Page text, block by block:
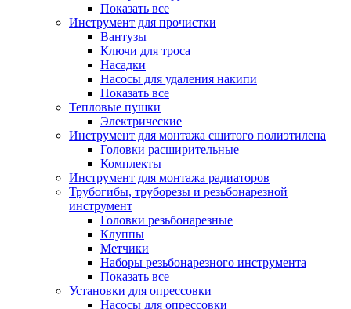
Показать все
Инструмент для прочистки
Вантузы
Ключи для троса
Насадки
Насосы для удаления накипи
Показать все
Тепловые пушки
Электрические
Инструмент для монтажа сшитого полиэтилена
Головки расширительные
Комплекты
Инструмент для монтажа радиаторов
Трубогибы, труборезы и резьбонарезной
инструмент
Головки резьбонарезные
Клуппы
Метчики
Наборы резьбонарезного инструмента
Показать все
Установки для опрессовки
Насосы для опрессовки